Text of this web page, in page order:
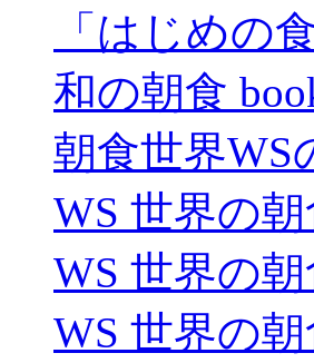
「はじめの
和の朝食
朝食世界WS
WS 世界の
WS 世界の
WS 世界の